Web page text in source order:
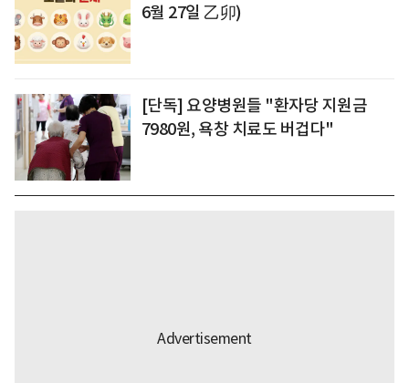
6월 27일 乙卯)
[단독] 요양병원들 "환자당 지원금
7980원, 욕창 치료도 버겁다"